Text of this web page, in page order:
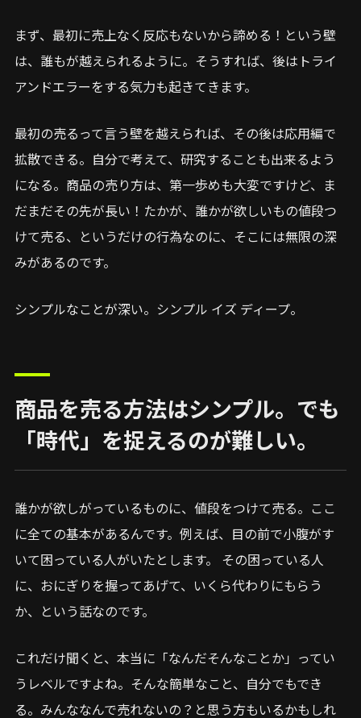
まず、最初に売上なく反応もないから諦める！という壁
は、誰もが越えられるように。そうすれば、後はトライ
アンドエラーをする気力も起きてきます。
最初の売るって言う壁を越えられば、その後は応用編で
拡散できる。自分で考えて、研究することも出来るよう
になる。商品の売り方は、第一歩めも大変ですけど、ま
だまだその先が長い！たかが、誰かが欲しいもの値段つ
けて売る、というだけの行為なのに、そこには無限の深
みがあるのです。
シンプルなことが深い。シンプル イズ ディープ。
商品を売る方法はシンプル。でも
「時代」を捉えるのが難しい。
誰かが欲しがっているものに、値段をつけて売る。ここ
に全ての基本があるんです。例えば、目の前で小腹がす
いて困っている人がいたとします。 その困っている人
に、おにぎりを握ってあげて、いくら代わりにもらう
か、という話なのです。
これだけ聞くと、本当に「なんだそんなことか」ってい
うレベルですよね。そんな簡単なこと、自分でもでき
る。みんななんで売れないの？と思う方もいるかもしれ